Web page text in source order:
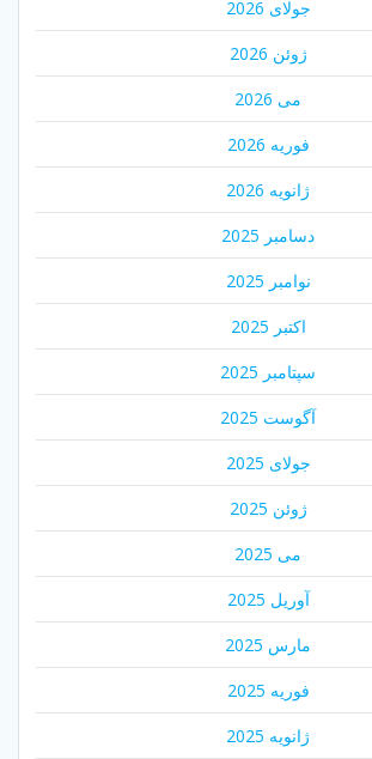
جولای 2026
ژوئن 2026
می 2026
فوریه 2026
ژانویه 2026
دسامبر 2025
نوامبر 2025
اکتبر 2025
سپتامبر 2025
آگوست 2025
جولای 2025
ژوئن 2025
می 2025
آوریل 2025
مارس 2025
فوریه 2025
ژانویه 2025